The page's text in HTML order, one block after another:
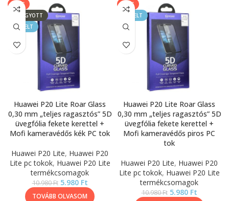
SALE
ELFOGYOTT
KIEMELT
Huawei P20 Lite Roar Glass
0,30 mm „teljes ragasztós” 5D
üvegfólia fekete kerettel +
Mofi kameravédős kék PC tok
Huawei P20 Lite, Huawei P20
Lite pc tokok, Huawei P20 Lite
termékcsomagok
10.980Ft 5.980 Ft
TOVÁBB OLVASOM
SALE
KIEMELT
Huawei P20 Lite Roar Glass
0,30 mm „teljes ragasztós” 5D
üvegfólia fekete kerettel +
Mofi kameravédős piros PC
tok
Huawei P20 Lite, Huawei P20
Lite pc tokok, Huawei P20 Lite
termékcsomagok
10.980Ft 5.980 Ft